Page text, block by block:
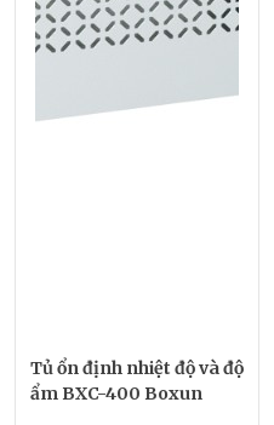
Tủ ổn định nhiệt độ và độ
ẩm BXC-400 Boxun